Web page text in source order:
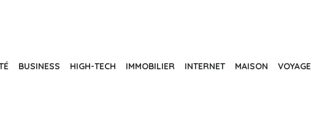
BUSINESS HIGH-TECH IMMOBILIER INTERNET MAISON VOYAGE